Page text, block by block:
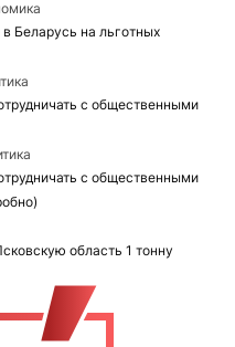
Беларусь на льготных
с общественными
с общественными
область 1 тонну